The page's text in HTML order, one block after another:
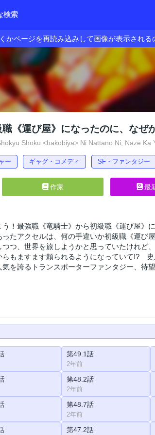
検索
かページを再読み込みして画像が表示される
《運び屋》になったのに、なぜ
Shoku <hakobiya> Ni Nattano Ni, Naze Ka
ー ギャグ・コメディ SF・ファンタジー
作家 最
！最強職《竜騎士》から初級職《運び屋》
たアクセルは、何の手違いか初級職《運び
つ、世界を旅しようかと思っていたけれど
らもますます頼られるようになっていて!?
気を誇るトランスポーターファンタジー、
第49.1話
2年前
第48.2話
2年前
第48.7話
2年前
第47.2話